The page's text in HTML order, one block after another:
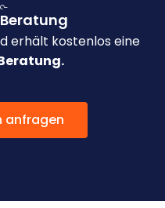
erhält kostenlos eine
anfragen